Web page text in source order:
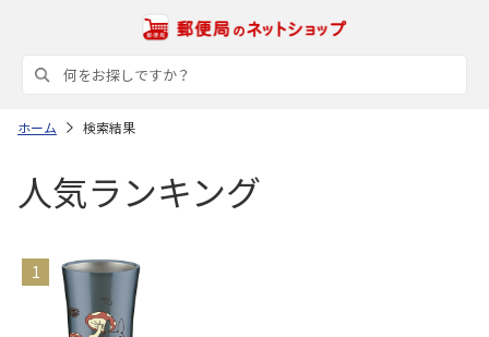
ホーム 検索結果
人気ランキング